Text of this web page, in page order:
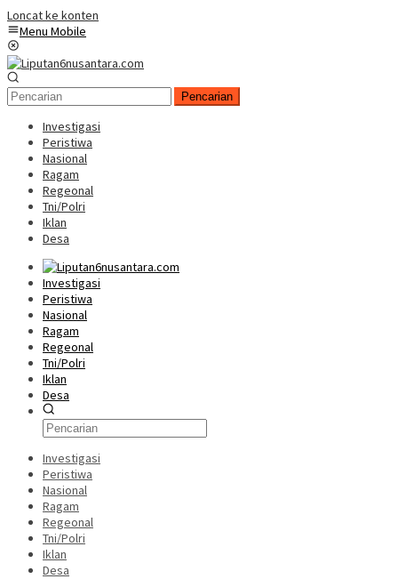
Loncat ke konten
Menu Mobile
Pencarian
Investigasi
Peristiwa
Nasional
Ragam
Regeonal
Tni/Polri
Iklan
Desa
Investigasi
Peristiwa
Nasional
Ragam
Regeonal
Tni/Polri
Iklan
Desa
Investigasi
Peristiwa
Nasional
Ragam
Regeonal
Tni/Polri
Iklan
Desa